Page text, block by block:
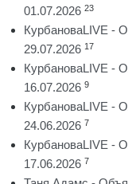
01.07.2026 23
КурбановаLIVE -
29.07.2026 17
КурбановаLIVE -
16.07.2026 9
КурбановаLIVE -
24.06.2026 7
КурбановаLIVE -
17.06.2026 7